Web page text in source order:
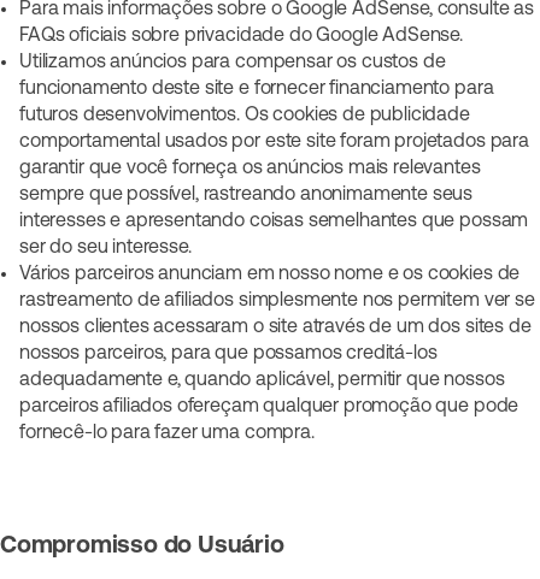
Para mais informações sobre o Google AdSense, consulte as
FAQs oficiais sobre privacidade do Google AdSense.
Utilizamos anúncios para compensar os custos de
funcionamento deste site e fornecer financiamento para
futuros desenvolvimentos. Os cookies de publicidade
comportamental usados ​​por este site foram projetados para
garantir que você forneça os anúncios mais relevantes
sempre que possível, rastreando anonimamente seus
interesses e apresentando coisas semelhantes que possam
ser do seu interesse.
Vários parceiros anunciam em nosso nome e os cookies de
rastreamento de afiliados simplesmente nos permitem ver se
nossos clientes acessaram o site através de um dos sites de
nossos parceiros, para que possamos creditá-los
adequadamente e, quando aplicável, permitir que nossos
parceiros afiliados ofereçam qualquer promoção que pode
fornecê-lo para fazer uma compra.
Compromisso do Usuário